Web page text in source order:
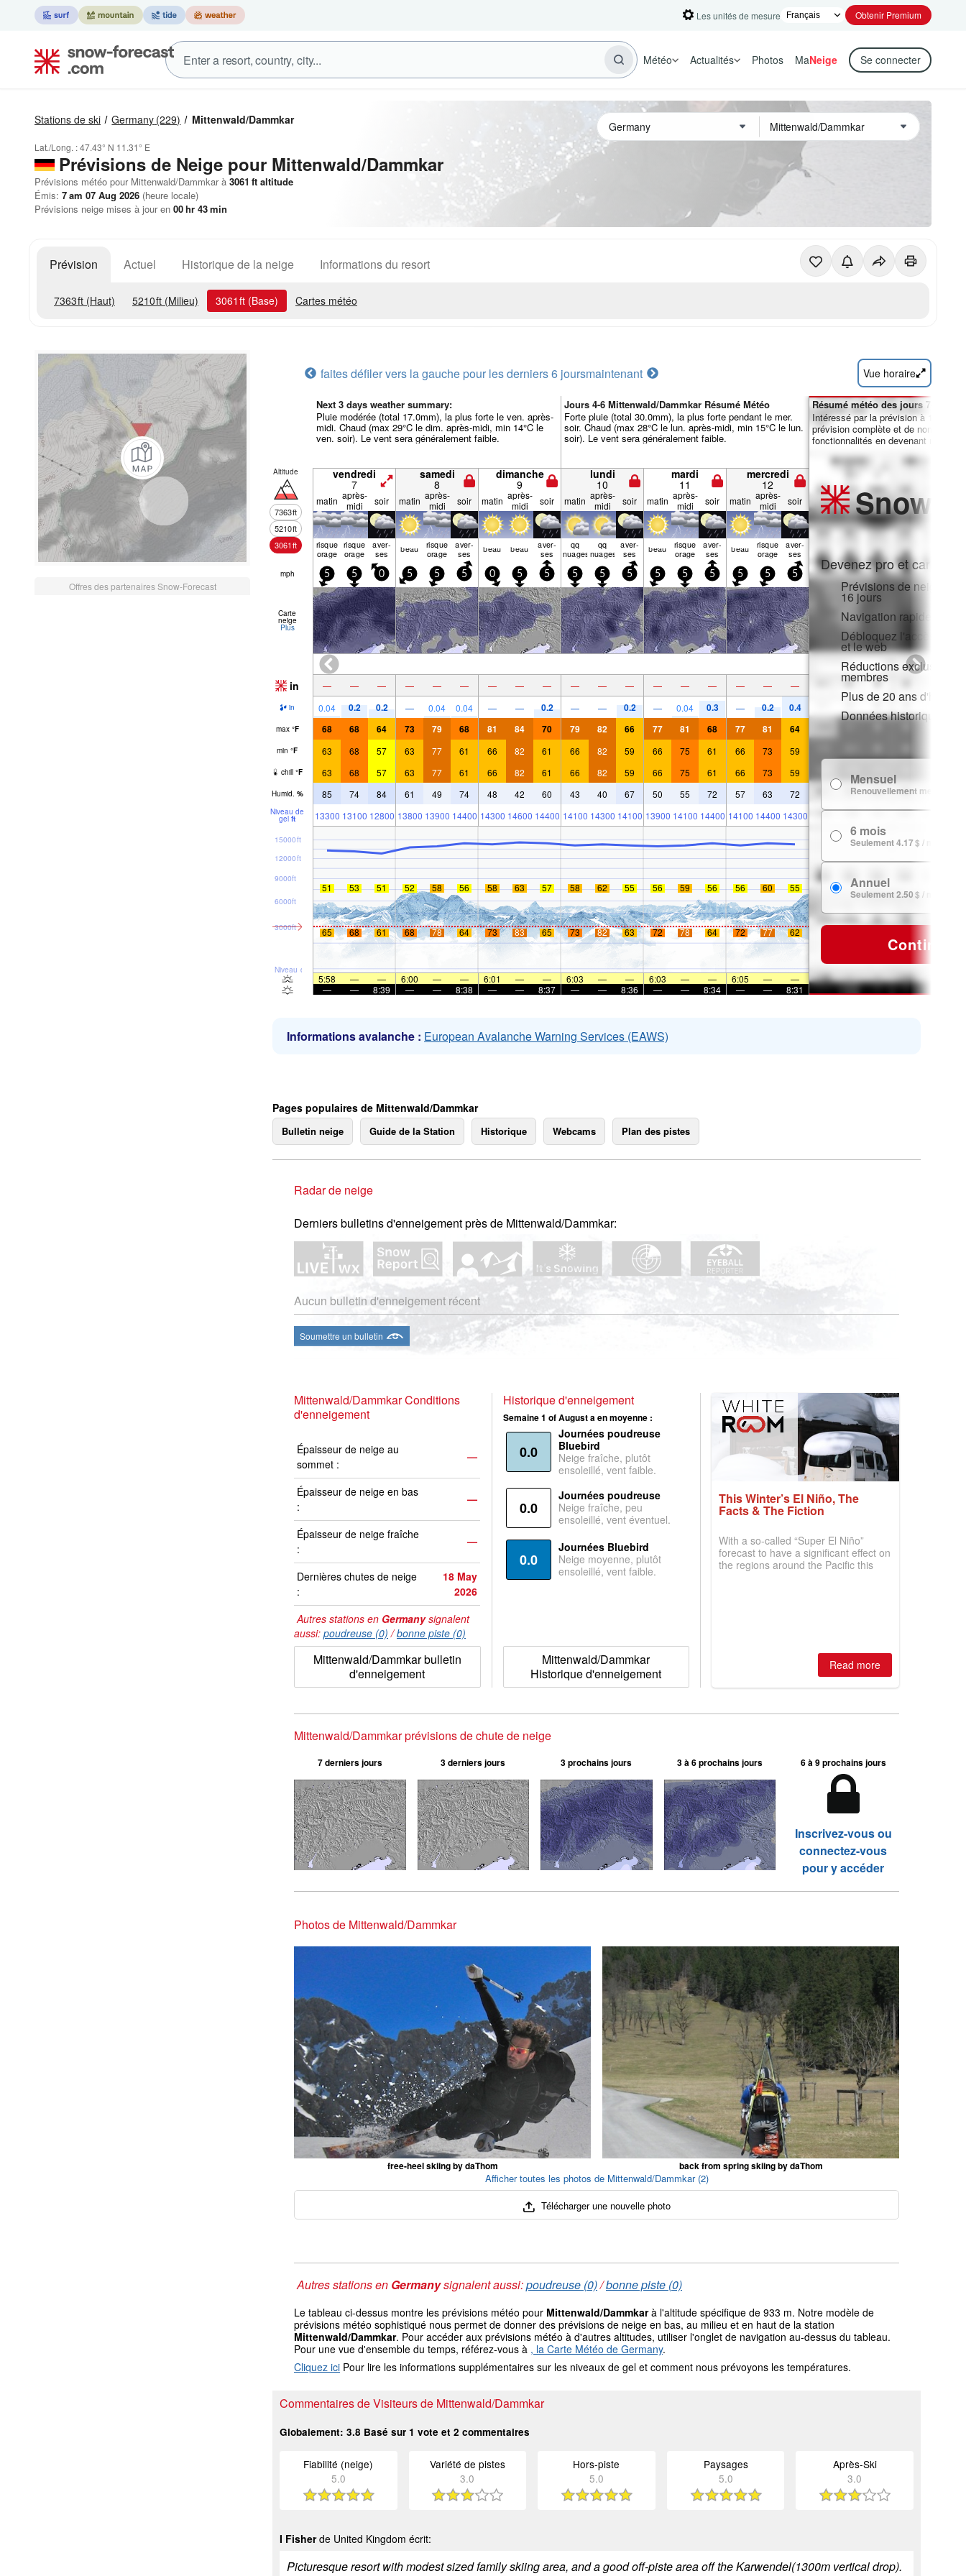
Les unités de mesure Obtenir Premium
Météo Actualités Photos MaNeige Se connecter
Stations de ski Germany (229) Mittenwald/Dammkar
Lat./Long. :47.43° N 11.31° E
Prévisions de Neige pour Mittenwald/Dammkar
Prévisions météo pour Mittenwald/Dammkar à 3061 ft altitude
Émis: 7 am 07 Aug 2026 (heure locale)
Prévisions neige mises à jour en 00hr 43min
Prévision Actuel Historique de la neige Informations du resort
7363ft (Haut) 5210ft (Milieu) 3061 ft (Base) Cartes météo
Offres des partenaires Snow-Forecast
faites défiler vers la gauche pour les derniers 6 joursmaintenant Vue horaire
Next 3 days weather summary:
Pluie modérée (total 17.0mm), la plus forte le ven. après-
midi. Chaud (max 29°C le dim. après-midi, min 14°C le
ven. soir). Le vent sera généralement faible.
Jours 4-6 Mittenwald/Dammkar Résumé Météo
Forte pluie (total 30.0mm), la plus forte pendant le mer.
soir. Chaud (max 28°C le lun. après-midi, min 15°C le lun.
soir). Le vent sera généralement faible.
Altitude
7363ft
5210ft
3061ft
vendredi
7
samedi
8
dimanche
9
lundi
10
mardi
11
mercredi
12
matin après-
midi
soir matin après-
midi
soir matin après-
midi
soir matin après-
midi
soir matin après-
midi
soir matin après-
midi
soir
risque
orage
risque
orage
aver­
ses beau risque
orage
aver­
ses beau beau aver­
ses
qq
nuages
qq
nuages
aver­
ses beau risque
orage
aver­
ses beau risque
orage
aver­
ses
mph 5 5 0 5 5 5 0 5 5 5 5 5 5 5 5 5 5 5
Carte
neige
Plus
in — — — — — — — — — — — — — — — — — —
in 0.04 0.2 0.2 — 0.04 0.04 — — 0.2 — — 0.2 — 0.04 0.3 — 0.2 0.4
max °F 68 68 64 73 79 68 81 84 70 79 82 66 77 81 68 77 81 64
min °F 63 68 57 63 77 61 66 82 61 66 82 59 66 75 61 66 73 59
chill °F 63 68 57 63 77 61 66 82 61 66 82 59 66 75 61 66 73 59
Humid. % 85 74 84 61 49 74 48 42 60 43 40 67 50 55 72 57 63 72
Niveau de
gel ft 13300 13100 12800 13800 13900 14400 14300 14600 14400 14100 14300 14100 13900 14100 14400 14100 14400 14300
Niveau de la mer
3000ft
6000ft
9000ft
12000ft
15000ft
51 53 51 52 58 56 58 63 57 58 62 55 56 59 56 56 60 55
65 68 61 68 78 64 73 83 65 73 82 63 72 78 64 72 77 62
5:58 — — 6:00 — — 6:01 — — 6:03 — — 6:03 — — 6:05 —
—
—
— 8:39 — — 8:38 — — 8:37 — — 8:36 — — 8:34 — — 8:31
Résumé météo des jours 7-16 :
Intéressé par la prévision à 16 jours
prévision complète et de
fonctionnalités en devenant membre
Snow
Devenez pro et carve en:
Prévisions de neige
16 jours
Navigation rapide sans
Débloquez l'accès
et le web
Réductions exclusives
membres
Plus de 20 ans
Données historiques de
Mensuel
Renouvellement mensuel
6 mois
Seulement 4.17 $ / mois
Annuel
Seulement 2.50 $ / mois
Continuer
Informations avalanche : European Avalanche Warning Services (EAWS)
Pages populaires de Mittenwald/Dammkar
Bulletin neige Guide de la Station Historique Webcams Plan des pistes
Radar de neige
Derniers bulletins d'enneigement près de Mittenwald/Dammkar:
Aucun bulletin d'enneigement récent
Soumettre un bulletin
Mittenwald/Dammkar Conditions
d'enneigement
Épaisseur de neige au
sommet :
—
Épaisseur de neige en bas
:
—
Épaisseur de neige fraîche
:
—
Dernières chutes de neige
:
18 May
2026
Autres stations en Germanysignalent
aussi: poudreuse (0) /bonne piste (0)
Mittenwald/Dammkar bulletin
d'enneigement
Historique d'enneigement
Semaine 1 of August a en moyenne :
0.0
Journées poudreuse
Bluebird
Neige fraîche, plutôt
ensoleillé, vent faible.
0.0
Journées poudreuse
Neige fraîche, peu
ensoleillé, vent éventuel.
0.0
Journées Bluebird
Neige moyenne, plutôt
ensoleillé, vent faible.
Mittenwald/Dammkar
Historique d'enneigement
This Winter’s El Niño, The
Facts & The Fiction
With a so-called “Super El Niño”
forecast to have a significant effect on
the regions around the Pacific this
Read more
Mittenwald/Dammkar prévisions de chute de neige
7 derniers jours 3 derniers jours 3 prochains jours 3 à 6 prochains jours 6 à 9 prochains jours
Inscrivez-vous ou
connectez-vous
pour y accéder
Photos de Mittenwald/Dammkar
free-heel skiing by daThom back from spring skiing by daThom
Afficher toutes les photos de Mittenwald/Dammkar (2)
Télécharger une nouvelle photo
Autres stations en Germanysignalent aussi:poudreuse (0)/bonne piste (0)
Le tableau ci-dessus montre les prévisions météo pour Mittenwald/Dammkarà l'altitude spécifique de 933 m. Notre modèle de
prévisions météo sophistiqué nous permet de donner des prévisions de neige en bas, au milieu et en haut de la station
Mittenwald/Dammkar. Pour accéder aux prévisions météo à d'autres altitudes, utiliser l'onglet de navigation au-dessus du tableau.
Pour une vue d'ensemble du temps, référez-vous à , la Carte Météo de Germany.
Cliquez ici Pour lire les informations supplémentaires sur les niveaux de gel et comment nous prévoyons les températures.
Commentaires de Visiteurs de Mittenwald/Dammkar
Globalement: 3.8 Basé sur 1 vote et 2 commentaires
Fiabilité (neige)
5.0
Variété de pistes
3.0
Hors-piste
5.0
Paysages
5.0
Après-Ski
3.0
I Fisherde United Kingdom écrit:
Picturesque resort with modest sized family skiing area, and a good off-piste area off the Karwendel(1300m vertical drop).